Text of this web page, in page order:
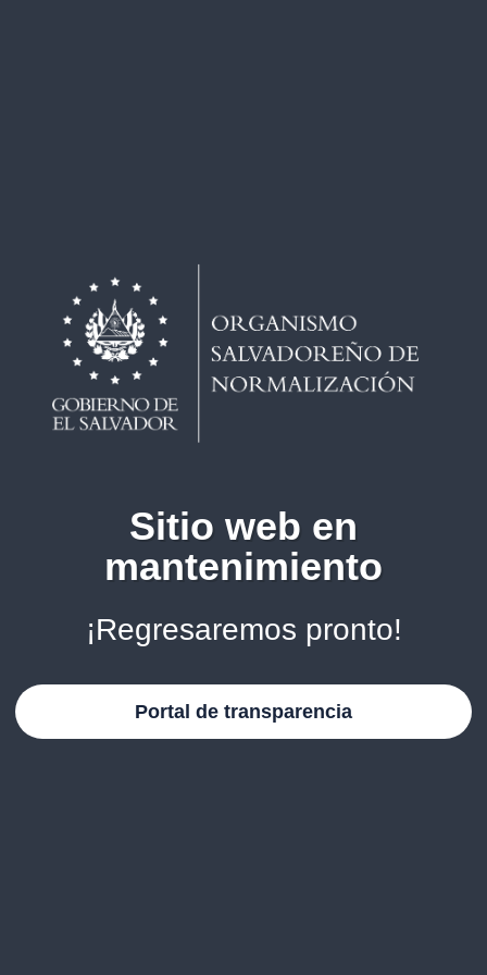
Sitio web en
mantenimiento
¡Regresaremos pronto!
Portal de transparencia